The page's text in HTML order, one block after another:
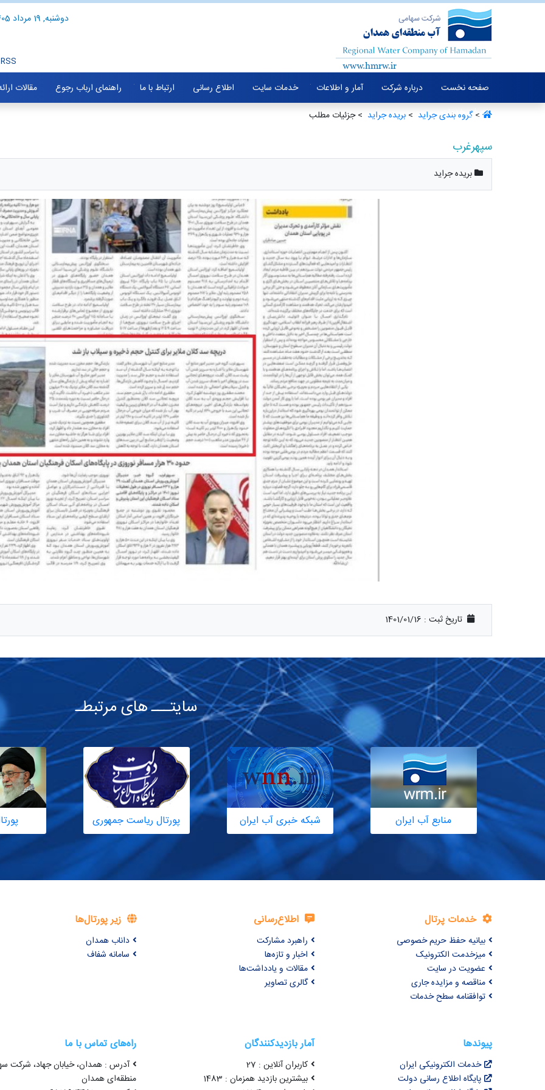
دوشنبه, 19 مرداد 1405
RSS
صفحه نخست درباره شرکت آمار و اطلاعات خدمات سایت اطلاع رسانی ارتباط با ما راهنمای ارباب رجوع
مقالات
معرفی خدمات
>گروه بندی جراید ‏ > بریده جراید ‏ > جزئیات مطلب
سپهرغرب
بریده جراید
تاریخ ثبت : 1401/01/16
سایتـــ های مرتبطـ
منابع آب ایران شبکه خبری آب ایران پورتال ریاست جمهوری
خدمات پرتال
بیانیه حفظ حریم خصوصی
میزخدمت الکترونیک
عضویت در سایت
مناقصه و مزایده جاری
توافقنامه سطح خدمات
اطلاع‌رسانی
راهبرد مشارکت
اخبار و تازه‌ها
مقالات و یادداشت‌ها
گالری تصاویر
زیر پورتال‌ها
داناب همدان
سامانه شفاف
پیوندها
خدمات الکترونیکی ایران
پایگاه اطلاع رسانی دولت
آمار بازدیدکنندگان
کاربران آنلاین : 27
بیشترین بازدید همزمان : 1483
راه‌های تماس با ما
آدرس : همدان، خیابان جهاد، شرکت
منطقه‌ای همدان